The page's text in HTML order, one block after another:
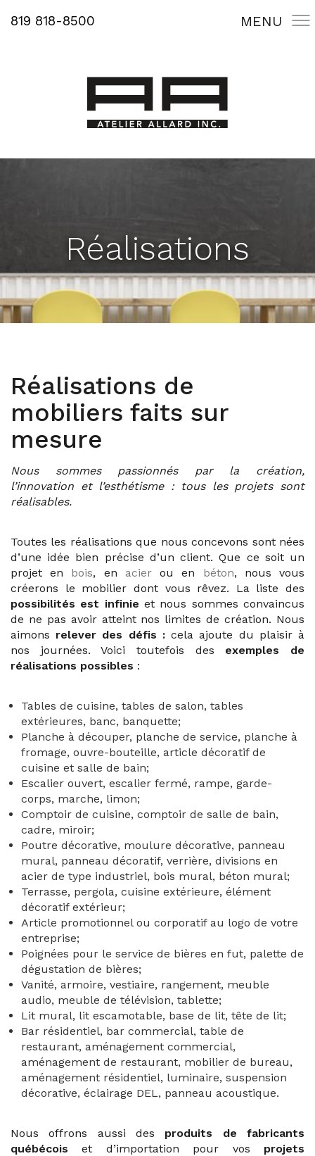
819 818-8500 MENU
Réalisations
Réalisations de
mobiliers faits sur
mesure
Nous sommes passionnés par la création,
l’innovation et l’esthétisme : tous les projets sont
réalisables.
Toutes les réalisations que nous concevons sont nées
d’une idée bien précise d’un client. Que ce soit un
projet en bois, en acierou en béton, nous vous
créerons le mobilier dont vous rêvez. La liste des
possibilités est infinie et nous sommes convaincus
de ne pas avoir atteint nos limites de création. Nous
aimons relever des défis :cela ajoute du plaisir à
nos journées. Voici toutefois des exemples de
réalisations possibles :
Tables de cuisine, tables de salon, tables
extérieures, banc, banquette;
Planche à découper, planche de service, planche à
fromage, ouvre-bouteille, article décoratif de
cuisine et salle de bain;
Escalier ouvert, escalier fermé, rampe, garde-
corps, marche, limon;
Comptoir de cuisine, comptoir de salle de bain,
cadre, miroir;
Poutre décorative, moulure décorative, panneau
mural, panneau décoratif, verrière, divisions en
acier de type industriel, bois mural, béton mural;
Terrasse, pergola, cuisine extérieure, élément
décoratif extérieur;
Article promotionnel ou corporatif au logo de votre
entreprise;
Poignées pour le service de bières en fut, palette de
dégustation de bières;
Vanité, armoire, vestiaire, rangement, meuble
audio, meuble de télévision, tablette;
Lit mural, lit escamotable, base de lit, tête de lit;
Bar résidentiel, bar commercial, table de
restaurant, aménagement commercial,
aménagement de restaurant, mobilier de bureau,
aménagement résidentiel, luminaire, suspension
décorative, éclairage DEL, panneau acoustique.
Nous offrons aussi des produits de fabricants
québécois et d’importation pour vos projets